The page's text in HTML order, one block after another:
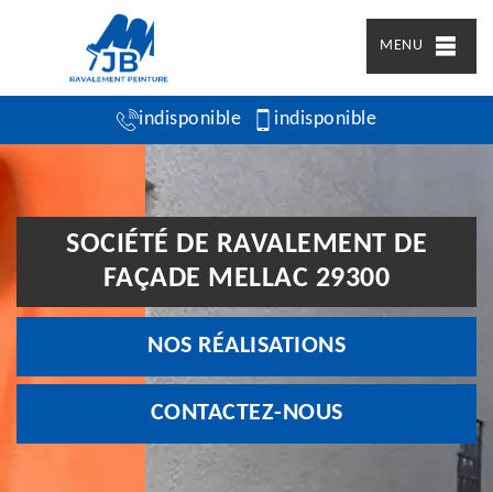
MENU
indisponible indisponible
SOCIÉTÉ DE RAVALEMENT DE
FAÇADE MELLAC 29300
NOS RÉALISATIONS
CONTACTEZ-NOUS